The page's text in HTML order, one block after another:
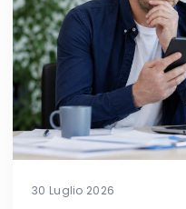
30 Luglio 2026